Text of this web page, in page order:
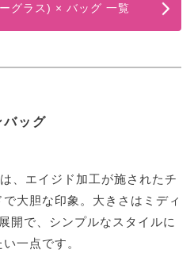
グラス) × バッグ 一覧
バッグ
、エイジド加工が施されたチ
大胆な印象。大きさはミディ
開で、シンプルなスタイルに
一点です。